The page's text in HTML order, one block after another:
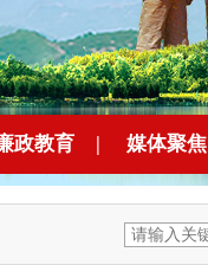
政教育 | 媒体聚焦